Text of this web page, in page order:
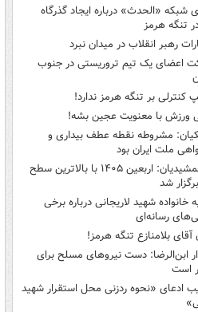
شبکه «الحدث» درباره ایجاد گذرگاه
تنگه هرمز
رهبر انقلاب در میدان نبرد
اعضای یک تیم تروریستی در جنوب
کنترلی بر تنگه هرمز ندارد!
ورزش با معنویت عجین بشه!
مشروطه نقطه عطف بیداری و
ملت ایران بود
پورجمشیدیان: اربعین ۱۴۰۵ با بالاترین سطح
شد
خانواده شهید لاریجانی درباره برخی
رسانه‌ای
آقای بلامنازع تنگه هرمز!
ابن‌الرضا: دست نیروهای مسلح برای
است
ادعای «نحوه ردزنی محل استقرار شهید